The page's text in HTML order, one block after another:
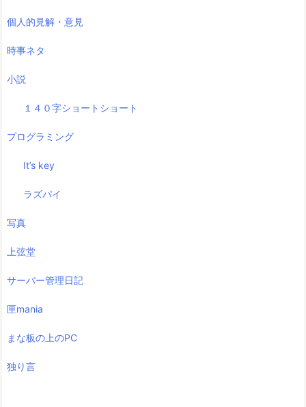
個人的見解・意見
時事ネタ
小説
１４０字ショートショート
プログラミング
It’s key
ラズパイ
写真
上弦堂
サーバー管理日記
匣mania
まな板の上のPC
独り言